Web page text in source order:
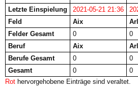
Letzte Einspielung
2021-05-21 21:36
Feld
Aix
Felder Gesamt
0 0
Beruf
Aix
Berufe Gesamt
0 0
Gesamt
0 0
Rot hervorgehobene Einträge sind veraltet.